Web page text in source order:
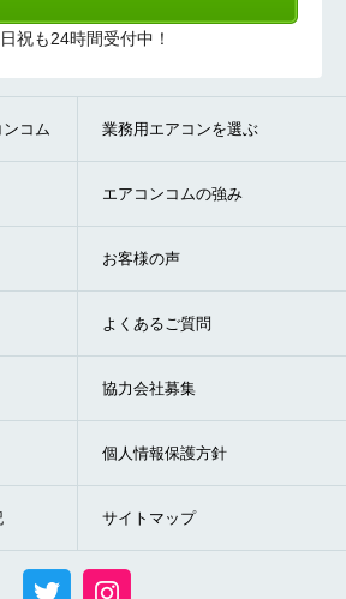
祝も24時間受付中！
コム 業務用エアコンを選ぶ
エアコンコムの強み
お客様の声
よくあるご質問
協力会社募集
個人情報保護方針
サイトマップ